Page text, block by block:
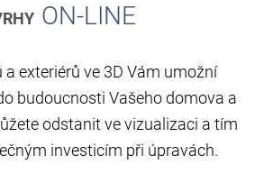
ON-LINE
a exteriérů ve 3D Vám umožní
budoucnosti Vašeho domova a
odstanit ve vizualizaci a tím
investicím při úpravách.